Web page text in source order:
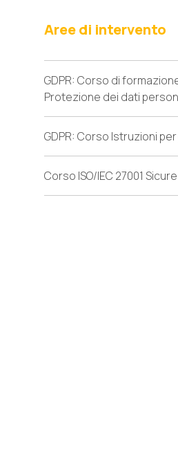
Aree di intervento
GDPR: Corso di
Protezione dei dati
GDPR: Corso Istruzioni
Corso ISO/IEC 27001